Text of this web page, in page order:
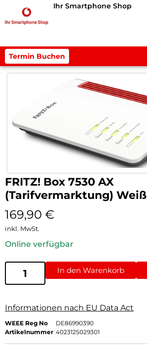
Ihr Smartphone Shop
Termin Buchen
FRITZ! Box 7530 AX
(Tarifvermarktung) Weiß
169,90 €
inkl. MwSt.
Online verfügbar
In den Warenkorb
Informationen nach EU Data Act
WEEE Reg No
DE86990390
Artikelnummer 4023125029301